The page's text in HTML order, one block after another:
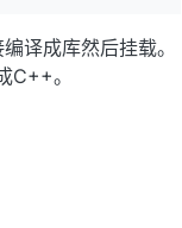
译成库然后挂载。
C++。